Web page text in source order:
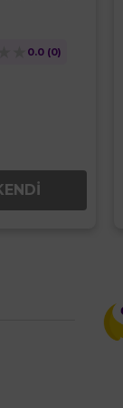
0.0 (0)